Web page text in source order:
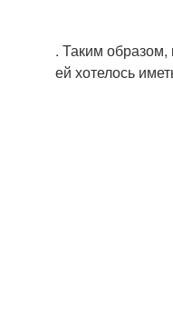
. Таким образом,
ей хотелось